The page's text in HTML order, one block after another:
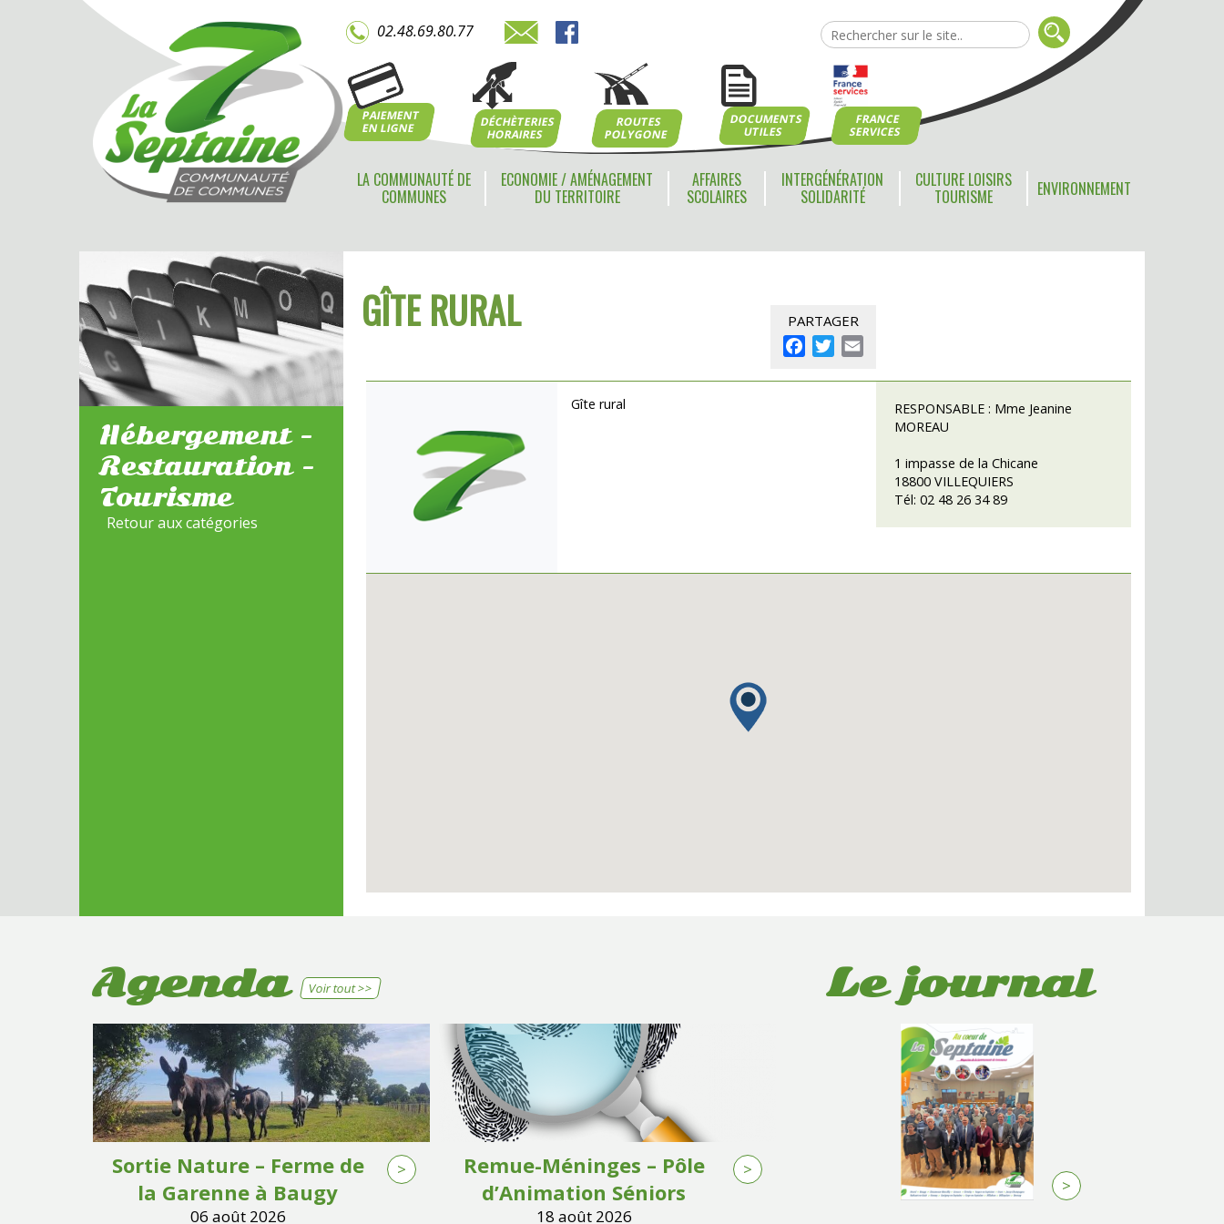
02.48.69.80.77
PAIEMENT
EN LIGNE
DÉCHÈTERIES
HORAIRES
ROUTES
POLYGONE
DOCUMENTS
UTILES
FRANCE
SERVICES
LA COMMUNAUTÉ DE
COMMUNES
ECONOMIE / AMÉNAGEMENT
DU TERRITOIRE
AFFAIRES
SCOLAIRES
INTERGÉNÉRATION
SOLIDARITÉ
CULTURE LOISIRS
TOURISME ENVIRONNEMENT
Hébergement -
Restauration -
Tourisme
Retour aux catégories
GÎTE RURAL
Gîte rural
PARTAGER
FacebookTwitter
RESPONSABLE : Mme Jeanine
MOREAU
1 impasse de la Chicane
18800 VILLEQUIERS
Tél: 02 48 26 34 89
Agenda Voir tout >>
Sortie Nature – Ferme de
la Garenne à Baugy
06 août 2026
>
Remue-Méninges – Pôle
d’Animation Séniors
18 août 2026
>
Le journal
>